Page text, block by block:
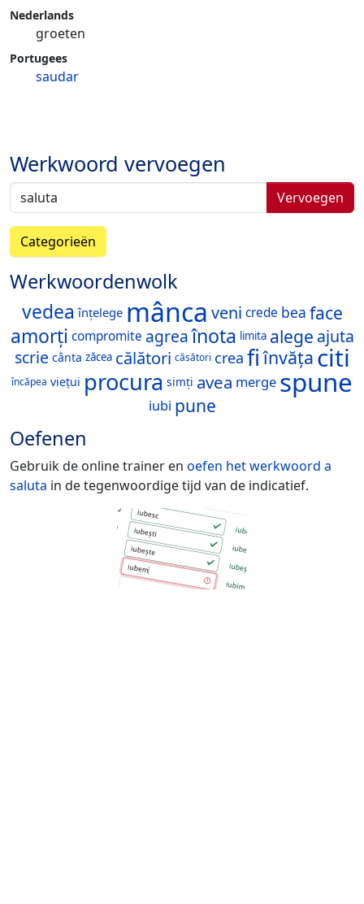
Nederlands
groeten
Portugees
saudar
Werkwoord vervoegen
Vervoegen
Categorieën
Werkwoordenwolk
vedea înțelege mânca veni crede bea face
amorți compromite agreaînota limita alege ajuta
scrie cânta zăcea călători căsători crea fiînvăța citi
încăpea viețui procura simți avea merge spune
iubi pune
Oefenen
Gebruik de online trainer en oefen het werkwoord a
saluta in de tegenwoordige tijd van de indicatief.